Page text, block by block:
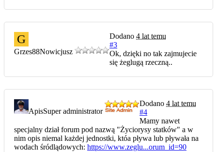
G
Grzes88Nowicjusz
Dodano 4 lat temu
#3
Ok, dzięki no tak zajmujecie
się żeglugą rzeczną..
ApisSuper administrator
Dodano 4 lat temu
#4
Mamy nawet
specjalny dział forum pod nazwą "Życiorysy statków" a w
nim opis niemal każdej jednostki, któa pływa lub pływała na
wodach śródlądowych: https://www.zeglu...orum_id=90